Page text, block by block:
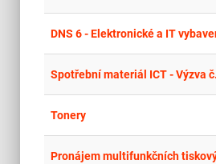
DNS 6 - Elektronické a IT
Spotřební materiál ICT - Výzva
Tonery